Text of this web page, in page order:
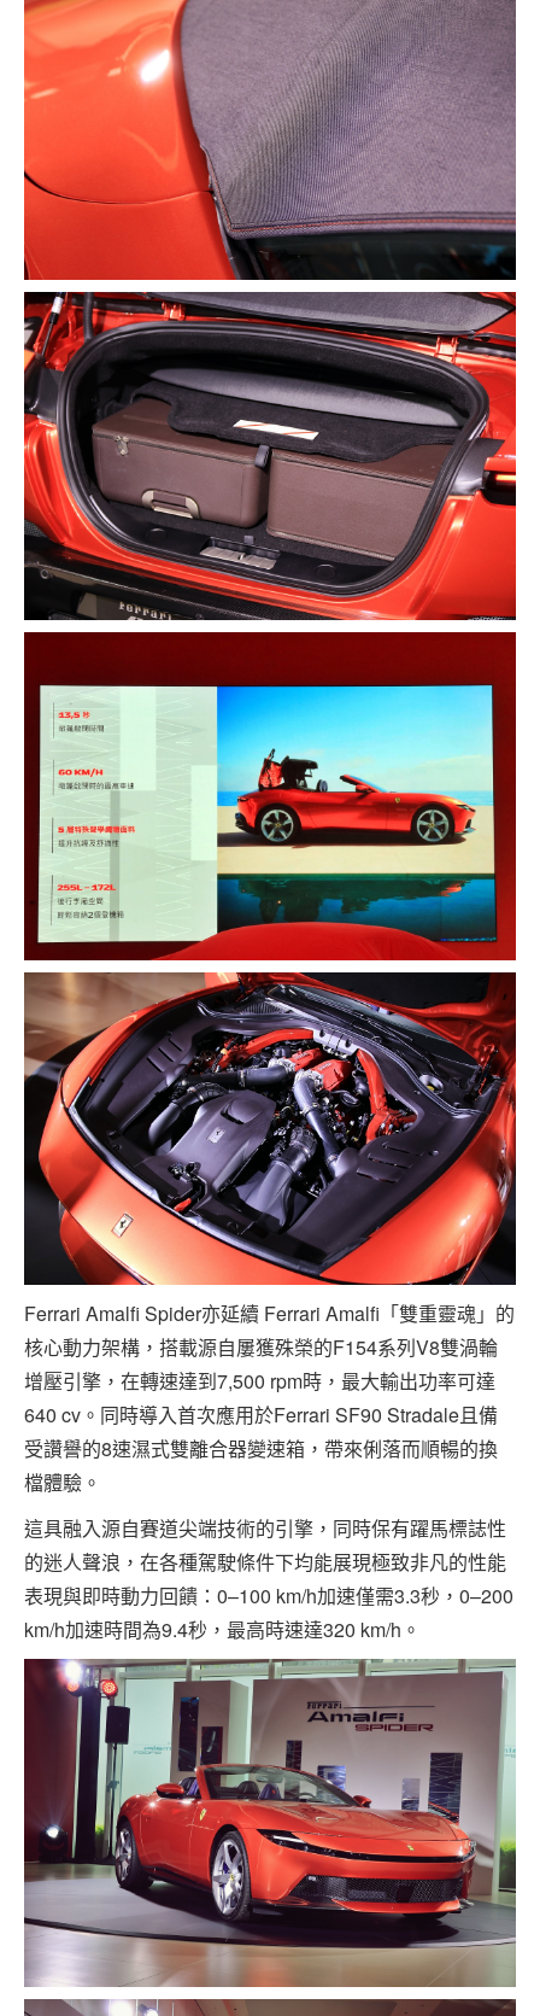
Ferrari Amalfi Spider亦延續 Ferrari Amalfi「雙重靈魂」的
核心動力架構，搭載源自屢獲殊榮的F154系列V8雙渦輪
增壓引擎，在轉速達到7,500 rpm時，最大輸出功率可達
640 cv。同時導入首次應用於Ferrari SF90 Stradale且備
受讚譽的8速濕式雙離合器變速箱，帶來俐落而順暢的換
檔體驗。
這具融入源自賽道尖端技術的引擎，同時保有躍馬標誌性
的迷人聲浪，在各種駕駛條件下均能展現極致非凡的性能
表現與即時動力回饋：0–100 km/h加速僅需3.3秒，0–200
km/h加速時間為9.4秒，最高時速達320 km/h。